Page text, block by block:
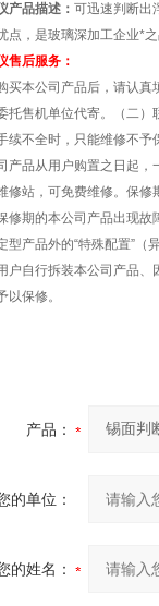
产品描述： 可迅速判断出
点，是玻璃深加工企业*
售后服务：
买本公司产品后，请认
托售机单位代寄。（二
续不全时，只能维修不予
产品从用户购置之日起，
修站，可免费维修。保
修期的本公司产品出现
型产品外的“特殊配置”
户自行拆装本公司产品
以保修。
产品：
的单位：
的姓名：